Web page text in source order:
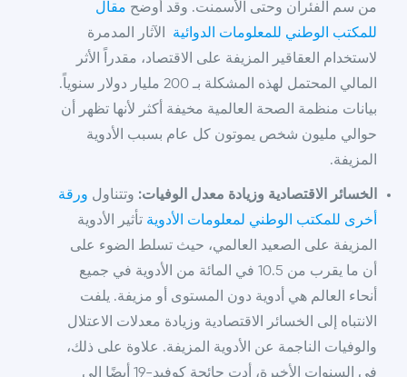
من سم الفئران وحتى الأسمنت. وقد أوضح مقال
للمكتب الوطني للمعلومات الدوائية
الآثار المدمرة
لاستخدام العقاقير المزيفة على الاقتصاد، مقدراً الأثر
المالي المحتمل لهذه المشكلة بـ 200 مليار دولار سنوياً.
بيانات منظمة الصحة العالمية مخيفة أكثر لأنها تظهر أن
حوالي مليون شخص يموتون كل عام بسبب الأدوية
المزيفة.
الخسائر الاقتصادية وزيادة معدل الوفيات: وتتناول ورقة
أخرى للمكتب الوطني لمعلومات الأدوية تأثير الأدوية
المزيفة على الصعيد العالمي، حيث تسلط الضوء على
أن ما يقرب من 10.5 في المائة من الأدوية في جميع
أنحاء العالم هي أدوية دون المستوى أو مزيفة. يلفت
الانتباه إلى الخسائر الاقتصادية وزيادة معدلات الاعتلال
والوفيات الناجمة عن الأدوية المزيفة. علاوة على ذلك،
في السنوات الأخيرة، أدت جائحة كوفيد-19 أيضًا إلى